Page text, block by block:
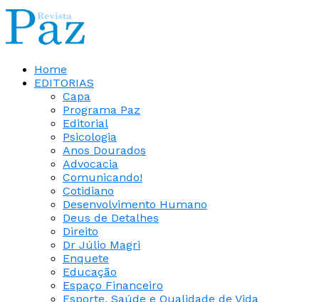
Home
EDITORIAS
Capa
Programa Paz
Editorial
Psicologia
Anos Dourados
Advocacia
Comunicando!
Cotidiano
Desenvolvimento Humano
Deus de Detalhes
Direito
Dr Júlio Magri
Enquete
Educação
Espaço Financeiro
Esporte, Saúde e Qualidade de Vida